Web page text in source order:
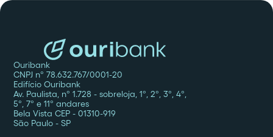
Ouribank
CNPJ nº 78.632.767/0001-20
Edifício Ouribank
Av. Paulista, nº 1.728 - sobreloja, 1º, 2º, 3º, 4º,
5º, 7º e 11º andares
Bela Vista CEP - 01310-919
São Paulo - SP